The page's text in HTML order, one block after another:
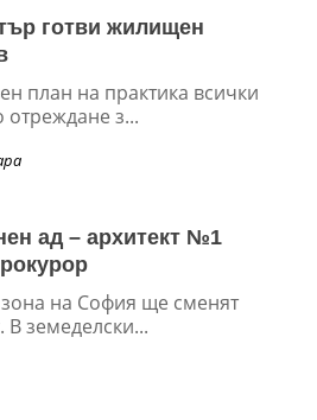
готви жилищен
план на практика всички
отреждане з...
ад – архитект №1
на София ще сменят
В земеделски...